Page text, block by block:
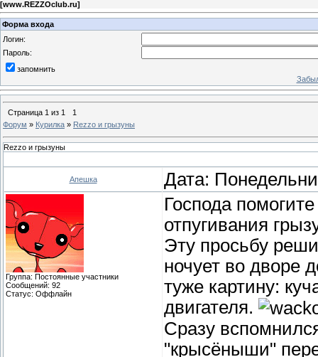
[www.REZZOclub.ru]
Форма входа
Логин:
Пароль:
запомнить
Страница 1 из 1
1
Форум » Курилка » Rezzo и грызуны
Rezzo и грызуны
Апешка Дата:
Группа: Постоянные участники
Сообщений: 92
Статус: Оффлайн
Господа
отпугивания
Эту просьбу
ночует во дворе
туже картину:
двигателя.
Сразу
"крысёныши"